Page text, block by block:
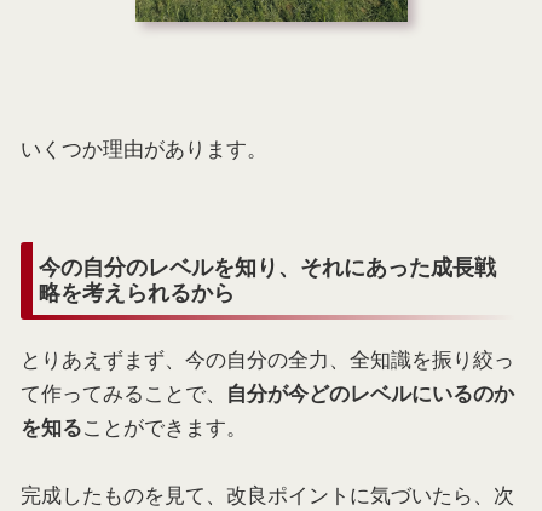
いくつか理由があります。
今の自分のレベルを知り、それにあった成長戦
略を考えられるから
とりあえずまず、今の自分の全力、全知識を振り絞っ
て作ってみることで、
自分が今どのレベルにいるのか
を知ることができます。
完成したものを見て、改良ポイントに気づいたら、次